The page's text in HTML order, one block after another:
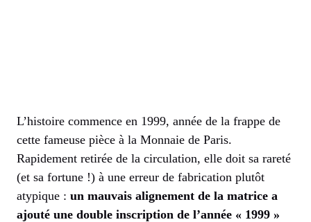
L’histoire commence en 1999, année de la frappe de
cette fameuse pièce à la Monnaie de Paris.
Rapidement retirée de la circulation, elle doit sa rareté
(et sa fortune !) à une erreur de fabrication plutôt
atypique : un mauvais alignement de la matrice a
ajouté une double inscription de l’année « 1999 »